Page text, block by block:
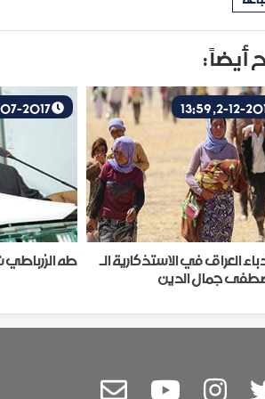
أيضاً :
العراق في الاستذكارية الـ
1-07-2017, 13:59
طه